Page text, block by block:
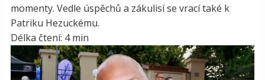
momenty. Vedle úspěchů a zákulisí se vrací také k
Patriku Hezuckému.
Délka čtení: 4 min